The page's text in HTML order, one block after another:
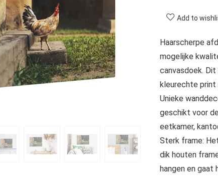
Add to
Haarscherpe
mogelijke
canvasdoek.
kleurechte print
Unieke
geschikt voor
eetkamer,
Sterk frame:
dik houten
hangen en gaat